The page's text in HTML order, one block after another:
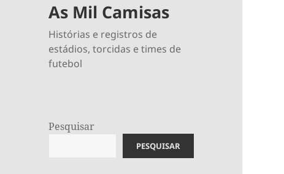
As Mil Camisas
Histórias e registros de
estádios, torcidas e times de
futebol
Pesquisar
PESQUISAR